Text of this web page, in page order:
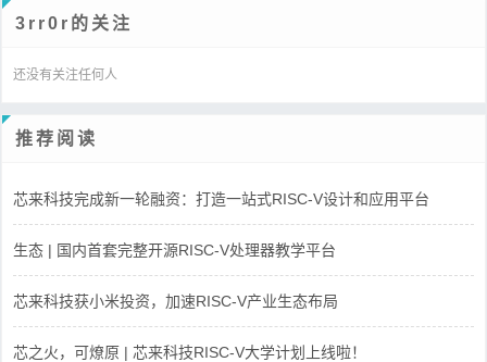
3rr0r的关注
还没有关注任何人
推荐阅读
芯来科技完成新一轮融资：打造一站式RISC-V设计和应用平台
生态 | 国内首套完整开源RISC-V处理器教学平台
芯来科技获小米投资，加速RISC-V产业生态布局
芯之火，可燎原 | 芯来科技RISC-V大学计划上线啦！